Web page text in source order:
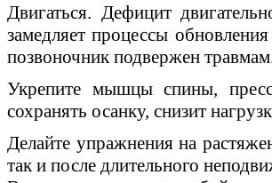
Двигаться. Дефицит
замедляет процессы
позвоночник подвержен
Укрепите мышцы спины,
сохранять осанку, снизит
Делайте упражнения на
так и после длительного